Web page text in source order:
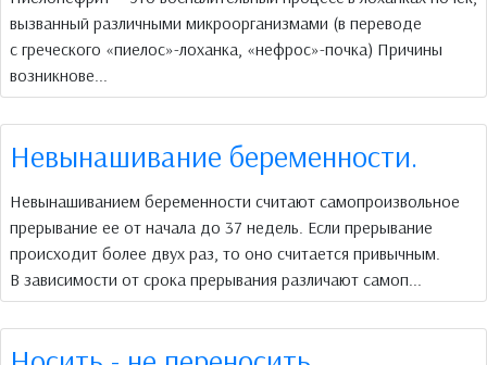
вызванный различными микроорганизмами (в переводе
с греческого «пиелос»-лоханка, «нефрос»-почка) Причины
возникнове...
Невынашивание беременности.
Невынашиванием беременности считают самопроизвольное
прерывание ее от начала до 37 недель. Если прерывание
происходит более двух раз, то оно считается привычным.
В зависимости от срока прерывания различают самоп...